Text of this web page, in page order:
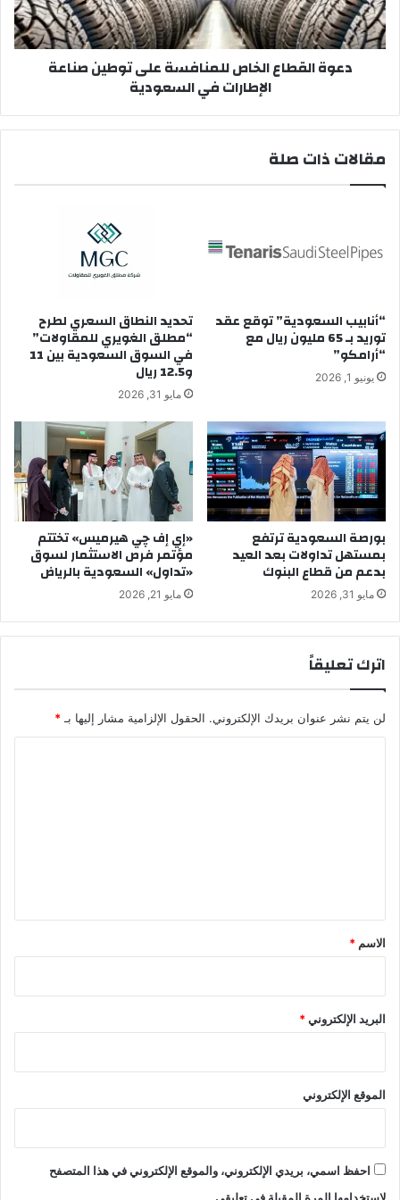
صناعة
الإطارات
في
السعوديةدعوة القطاع الخاص للمنافسة على توطين صناعة
الإطارات في السعودية
مقالات ذات صلة
“أنابيب السعودية” توقع عقد
توريد بـ 65 مليون ريال مع
“أرامكو”
يونيو 1, 2026
تحديد النطاق السعري لطرح
“مطلق الغويري للمقاولات”
في السوق السعودية بين 11
و12.5 ريال
مايو 31, 2026
بورصة السعودية ترتفع
بمستهل تداولات بعد العيد
بدعم من قطاع البنوك
مايو 31, 2026
«إي إف چي هيرميس» تختتم
مؤتمر فرص الاستثمار لسوق
«تداول» السعودية بالرياض
مايو 21, 2026
اترك تعليقاً
لن يتم نشر عنوان بريدك الإلكتروني. الحقول الإلزامية مشار إليها بـ*
*
الاسم *
البريد الإلكتروني*
الموقع الإلكتروني
احفظ اسمي، بريدي الإلكتروني، والموقع الإلكتروني في هذا المتصفح